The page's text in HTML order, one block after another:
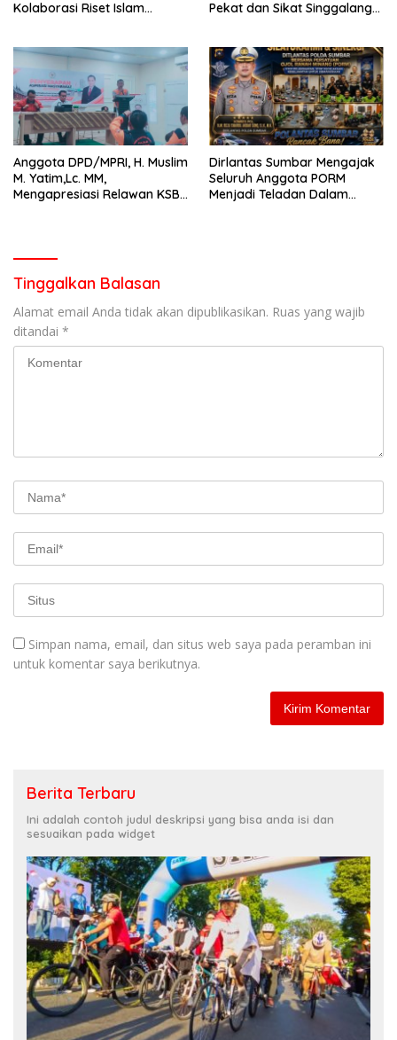
Kolaborasi Riset Islam
Pekat dan Sikat Singgalang
Anggota DPD/MPRI, H. Muslim
M. Yatim,Lc. MM,
Mengapresiasi Relawan KSB
Dirlantas Sumbar Mengajak
Seluruh Anggota PORM
Menjadi Teladan Dalam
Tinggalkan Balasan
Alamat email Anda tidak akan dipublikasikan. Ruas yang wajib
ditandai *
Simpan nama, email, dan situs web saya pada peramban ini
untuk komentar saya berikutnya.
Berita Terbaru
Ini adalah contoh judul deskripsi yang bisa anda isi dan
sesuaikan pada widget